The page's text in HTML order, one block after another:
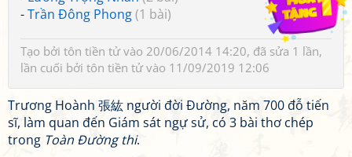
-Trần Đông Phong(1 bài)
Tạo bởi tôn tiền tửvào 20/06/2014 14:20, đã sửa 1 lần,
lần cuối bởi tôn tiền tửvào 11/09/2019 12:06
Trương Hoành 張紘 người đời Đường, năm 700 đỗ tiến
sĩ, làm quan đến Giám sát ngự sử, có 3 bài thơ chép
trong Toàn Đường thi.